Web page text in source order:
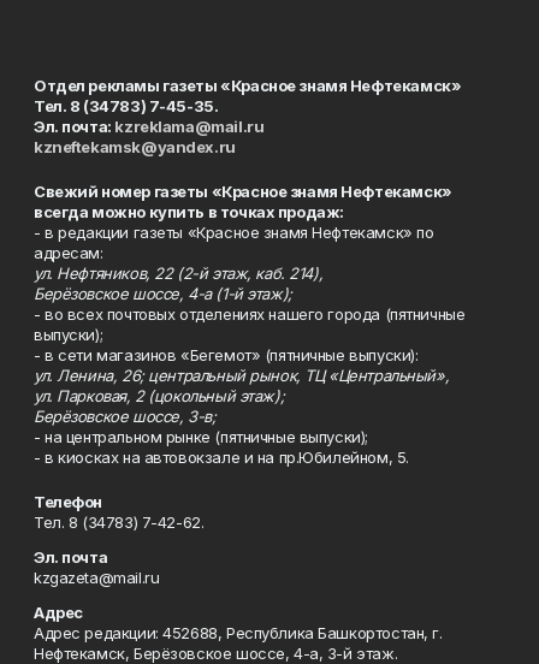
Отдел рекламы газеты «Красное знамя Нефтекамск»
Тел. 8 (34783) 7-45-35.
Эл. почта: kzreklama@mail.ru
kzneftekamsk@yandex.ru
Свежий номер газеты «Красное знамя Нефтекамск»
всегда можно купить в точках продаж:
- в редакции газеты «Красное знамя Нефтекамск» по
адресам:
ул. Нефтяников, 22 (2-й этаж, каб. 214),
Берёзовское шоссе, 4-а (1-й этаж);
- во всех почтовых отделениях нашего города (пятничные
выпуски);
- в сети магазинов «Бегемот» (пятничные выпуски):
ул. Ленина, 26; центральный рынок, ТЦ «Центральный»,
ул. Парковая, 2 (цокольный этаж);
Берёзовское шоссе, 3-в;
- на центральном рынке (пятничные выпуски);
- в киосках на автовокзале и на пр.Юбилейном, 5.
Телефон
Тел. 8 (34783) 7-42-62.
Эл. почта
kzgazeta@mail.ru
Адрес
Адрес редакции: 452688, Республика Башкортостан, г.
Нефтекамск, Берёзовское шоссе, 4-а, 3-й этаж.